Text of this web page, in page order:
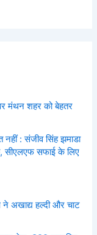
मंथन शहर को बेहतर
नहीं : संजीव सिंह झमाडा
सीएलएफ सफाई के लिए
ने अखाद्य हल्दी और चाट